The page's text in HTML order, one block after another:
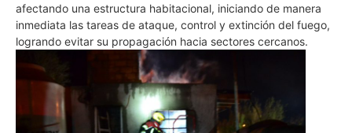
afectando una estructura habitacional, iniciando de manera
inmediata las tareas de ataque, control y extinción del fuego,
logrando evitar su propagación hacia sectores cercanos.